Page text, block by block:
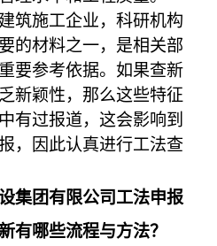
筑施工企业，科研机构
的材料之一，是相关部
要参考依据。如果查新
新颖性，那么这些特征
有过报道，这会影响到
，因此认真进行工法查
集团有限公司工法申报
有哪些流程与方法？